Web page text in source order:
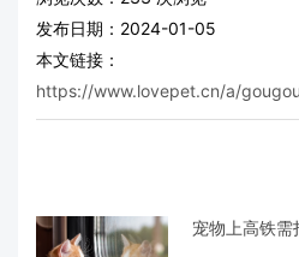
发布日期：2024-01-05
本文链接：
https://www.lovepet.cn/a/
宠物上高铁需